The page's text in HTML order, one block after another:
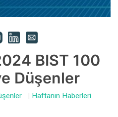
BIST 100
Düşenler
| Haftanın Haberleri